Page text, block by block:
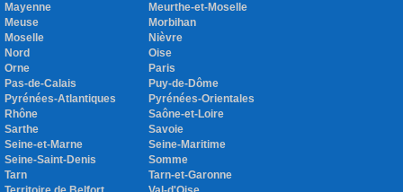
Mayenne
Meurthe-et-Moselle
Meuse
Morbihan
Moselle
Nièvre
Nord
Oise
Orne
Paris
Pas-de-Calais
Puy-de-Dôme
Pyrénées-Atlantiques
Pyrénées-Orientales
Rhône
Saône-et-Loire
Sarthe
Savoie
Seine-et-Marne
Seine-Maritime
Seine-Saint-Denis
Somme
Tarn
Tarn-et-Garonne